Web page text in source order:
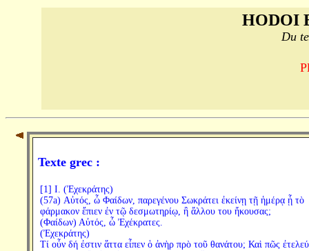
HODOI
Du
Texte grec :
[1] I. (Ἐχεκράτης)
(57a) Αὐτός, ὦ Φαίδων, παρεγένου Σωκράτει ἐκείνῃ τῇ ἡμέρᾳ ᾗ τὸ
φάρμακον ἔπιεν ἐν τῷ δεσμωτηρίῳ, ἢ ἄλλου του ἤκουσας;
(Φαίδων) Αὐτός, ὦ Ἐχέκρατες.
(Ἐχεκράτης)
Τί οὖν δή ἐστιν ἅττα εἶπεν ὁ ἀνὴρ πρὸ τοῦ θανάτου; Καὶ πῶς